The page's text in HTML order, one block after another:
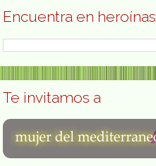
Encuentra en heroínas
Te invitamos a